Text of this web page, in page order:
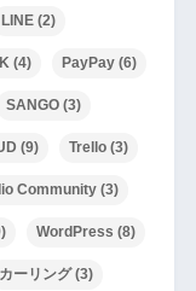
LINE(2)
(4) PayPay(6)
SANGO(3)
(9) Trello(3)
Community(3)
WordPress (8)
カーリング(3)